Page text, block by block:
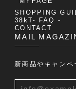
SHOPPING
38kT- FAQ -
CONTACT
MAIL
新商品やキャンペ